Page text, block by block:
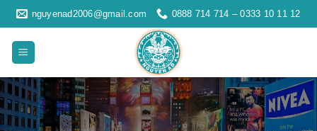
Skip
to
content
nguyenad2006@gmail.com 0888 714 714 – 0333 10 11 12